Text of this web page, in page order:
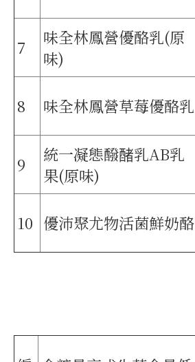
7
味全林鳳營優酪乳(原
味)
8 味全林鳳營草莓優酪乳
9
統一凝態醱醏乳AB乳
果(原味)
10 優沛聚尤物活菌鮮奶酪